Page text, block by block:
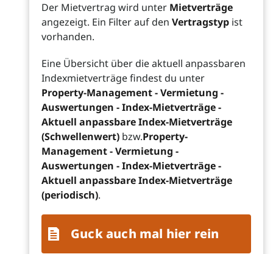
Der Mietvertrag wird unter Mietverträge
angezeigt. Ein Filter auf den Vertragstyp ist
vorhanden.
Eine Übersicht über die aktuell anpassbaren
Indexmietverträge findest du unter
Property-Management - Vermietung -
Auswertungen - Index-Mietverträge -
Aktuell anpassbare Index-Mietverträge
(Schwellenwert) bzw.Property-
Management - Vermietung -
Auswertungen - Index-Mietverträge -
Aktuell anpassbare Index-Mietverträge
(periodisch).
Guck auch mal hier rein